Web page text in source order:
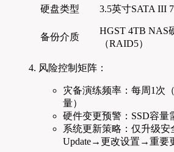
硬盘类型 3.5英寸SATA III
备份介质
HGST 4TB NAS
（RAID5）
风险控制矩阵：
灾备演练频率：每周1次
量）
硬件变更预警：SSD容量
系统更新策略：仅升级安
Update→更改设置→重要